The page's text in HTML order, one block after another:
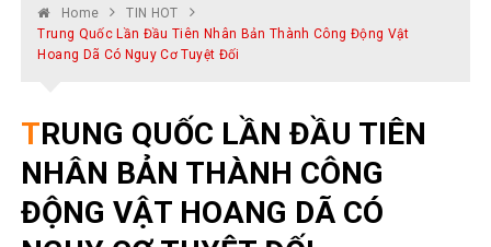
Home
TIN HOT
Trung Quốc Lần Đầu Tiên Nhân Bản Thành Công Động Vật
Hoang Dã Có Nguy Cơ Tuyệt Đối
TRUNG QUỐC LẦN ĐẦU TIÊN
NHÂN BẢN THÀNH CÔNG
ĐỘNG VẬT HOANG DÃ CÓ